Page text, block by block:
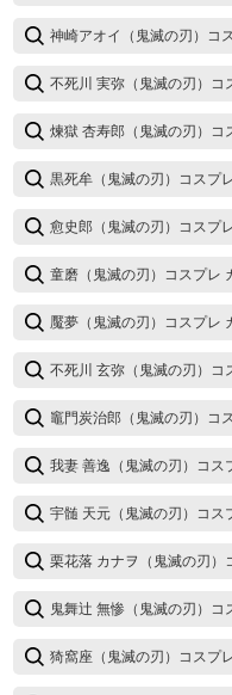
神崎アオイ（鬼滅の刃）コ
不死川 実弥（鬼滅の刃）コ
煉獄 杏寿郎（鬼滅の刃）コ
黒死牟（鬼滅の刃）コスプ
愈史郎（鬼滅の刃）コスプ
童磨（鬼滅の刃）コスプレ
魘夢（鬼滅の刃）コスプレ
不死川 玄弥（鬼滅の刃）コ
竈門炭治郎（鬼滅の刃）コ
我妻 善逸（鬼滅の刃）コス
宇髄 天元（鬼滅の刃）コス
栗花落 カナヲ（鬼滅の刃）
鬼舞辻 無惨（鬼滅の刃）コ
猗窩座（鬼滅の刃）コスプ